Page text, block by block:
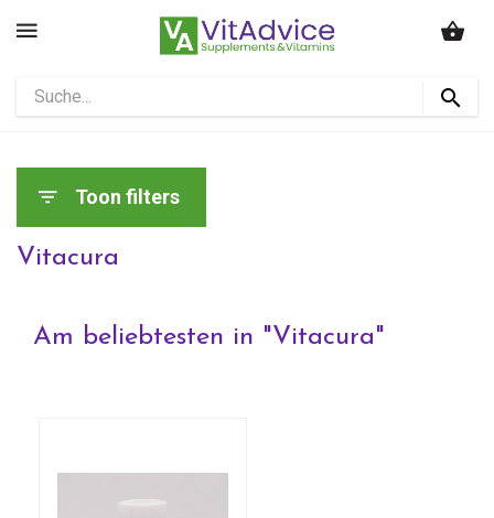
Toon filters
Vitacura
Am beliebtesten in "Vitacura"